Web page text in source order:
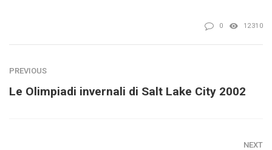
0 12310
PREVIOUS
Le Olimpiadi invernali di Salt Lake City 2002
NEXT